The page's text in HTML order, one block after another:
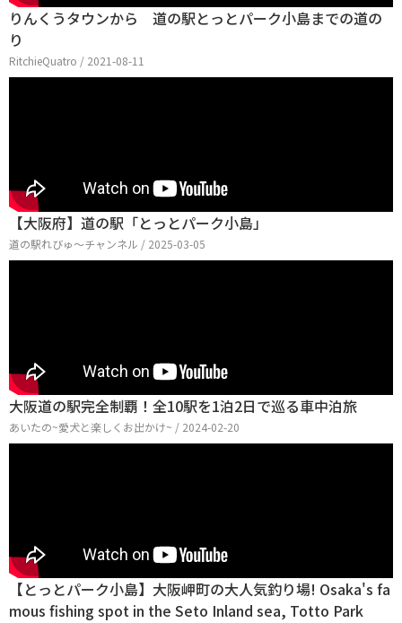
りんくうタウンから 道の駅とっとパーク小島までの道の
り
RitchieQuatro / 2021-08-11
【大阪府】道の駅「とっとパーク小島」
道の駅れびゅ〜チャンネル / 2025-03-05
大阪道の駅完全制覇！全10駅を1泊2日で巡る車中泊旅
あいたの~愛犬と楽しくお出かけ~ / 2024-02-20
【とっとパーク小島】大阪岬町の大人気釣り場! Osaka's fa
mous fishing spot in the Seto Inland sea, Totto Park